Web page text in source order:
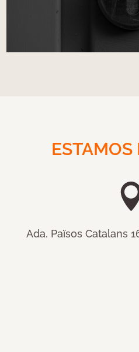
ESTAMOS
Ada. Països Catalans